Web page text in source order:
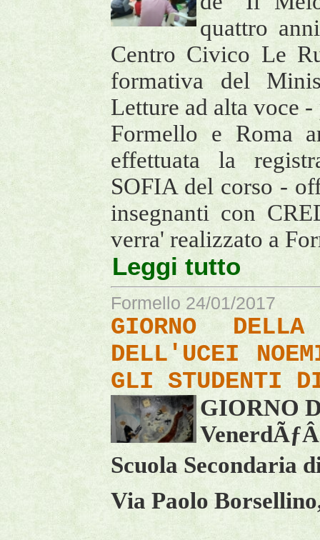
quattro
Centro Civico Le
formativa del
Letture ad alta voce
Formello e Roma
effettuata la
SOFIA del corso -
insegnanti con
verra' realizzato a
Leggi tutto
Formello 24/01/2017
GIORNO
DELL'UCEI
GLI STUDENTI
GIORNO
Scuola Secondaria
Via Paolo